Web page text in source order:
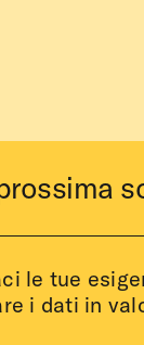
le tue
i dati in